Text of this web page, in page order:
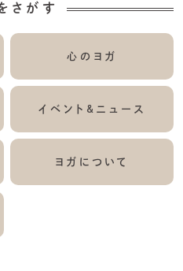
さがす
心のヨガ
イベント&ニュース
ヨガについて